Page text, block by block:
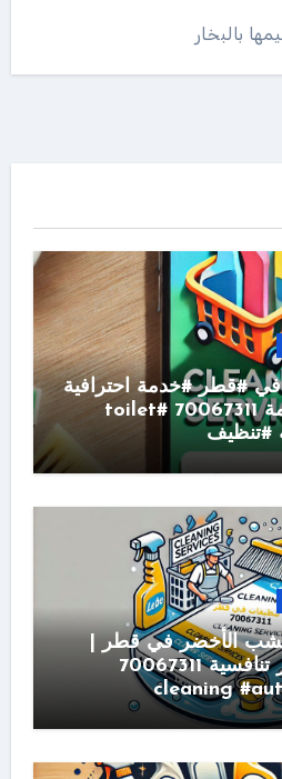
بالبخار
#قطر #خدمة احترافية
لضمان النظافة التامة 70067311 #toilet
الأخضر في قطر |
خدمة مميزة بأسعار تنافسية 70067311